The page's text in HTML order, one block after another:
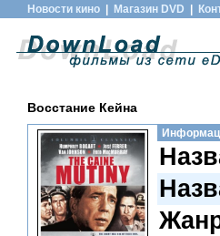
Новости кино Магазин DVD
Восстание Кейна